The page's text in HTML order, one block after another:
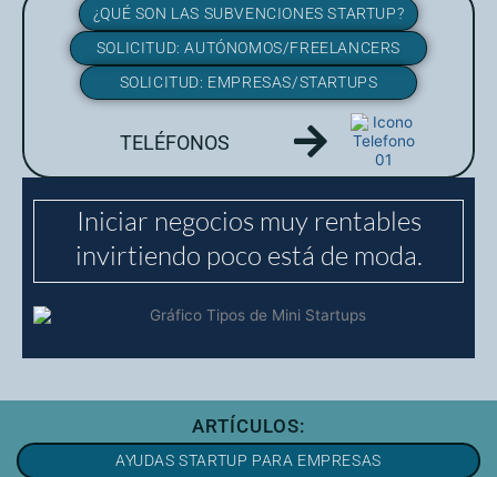
¿QUÉ SON LAS SUBVENCIONES STARTUP?
SOLICITUD: AUTÓNOMOS/FREELANCERS
SOLICITUD: EMPRESAS/STARTUPS
TELÉFONOS
Iniciar negocios muy rentables
invirtiendo poco está de moda.
ARTÍCULOS:
AYUDAS STARTUP PARA EMPRESAS